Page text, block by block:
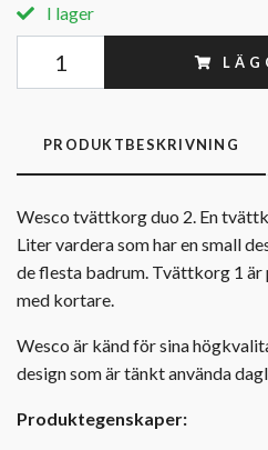
I lager
PRODUKTBESKRIVNING
Wesco tvättkorg duo 2. En
Liter vardera som har en small
de flesta badrum. Tvättkorg 1
med kortare.
Wesco är känd för sina
design som är tänkt använda
Produktegenskaper: